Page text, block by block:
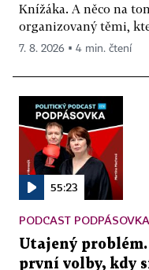
Knížáka. A něco na
organizovaný těmi,
7. 8. 2026 ▪ 4 min. čtení
55:23
PODCAST PODPÁSOVKA
Utajený
první volby, kdy